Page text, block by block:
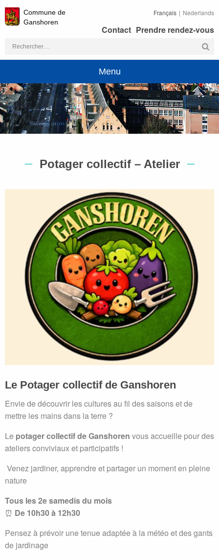
Commune de
Ganshoren
Français Nederlands
Prendre rendez-vous
Contact
Rechercher :
Menu
Potager collectif – Atelier
Le Potager collectif de Ganshoren
Envie de découvrir les cultures au fil des saisons et de
mettre les mains dans la terre ?
Le potager collectif de Ganshoren vous accueille pour des
ateliers conviviaux et participatifs !
‍ Venez jardiner, apprendre et partager un moment en pleine
nature
Tous les 2e samedis du mois
⏰ De 10h30 à 12h30
Pensez à prévoir une tenue adaptée à la météo et des gants
de jardinage